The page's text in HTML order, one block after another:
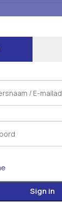
Sign in